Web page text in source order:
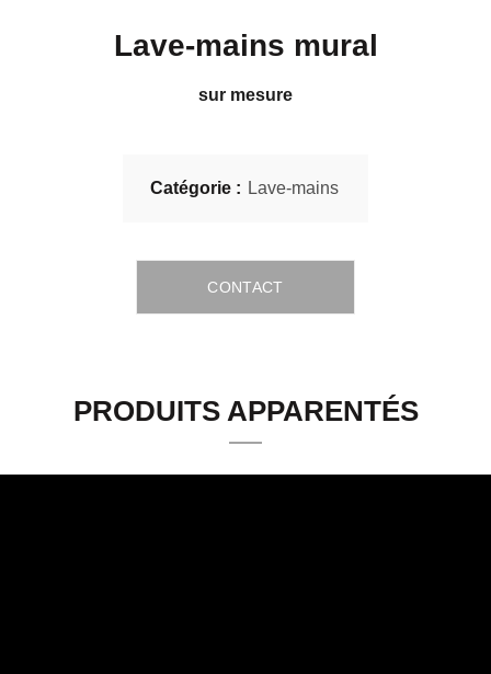
Lave-mains mural
sur mesure
Catégorie : Lave-mains
CONTACT
PRODUITS APPARENTÉS